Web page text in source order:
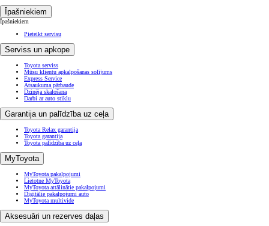
Īpašniekiem
Īpašniekiem
Pieteikt servisu
Serviss un apkope
Toyota serviss
Mūsu klientu apkalpošanas solījums
Express Service
Atsaukuma pārbaude
Dzinēja skalošana
Darbi ar auto stiklu
Garantija un palīdzība uz ceļa
Toyota Relax garantija
Toyota garantija
Toyota palīdzība uz ceļa
MyToyota
MyToyota pakalpojumi
Lietotne MyToyota
MyToyota attālinātie pakalpojumi
Digitālie pakalpojumi auto
MyToyota multivide
Aksesuāri un rezerves daļas